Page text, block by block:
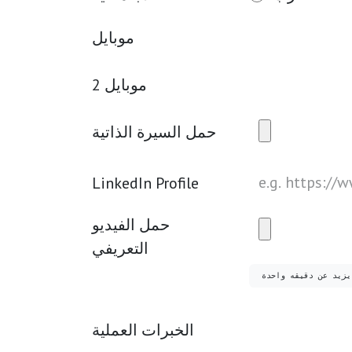
موبايل
موبايل 2
حمل السيرة الذاتية
LinkedIn Profile
حمل الفيديو
التعريفي
يزيد عن دقيقه واحدة
الخبرات العملية